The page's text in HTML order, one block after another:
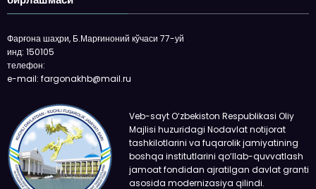
инд: 150105
телефон:
e-mail: fargonakhb@mail.ru
Majlisi huzuridagi Nodavlat notijorat
tashkilotlarini va fuqarolik jamiyatining
boshqa institutlarini qo‘llab-quvvatlash
jamoat fondidan ajratilgan davlat granti
asosida modernizasiya qilindi.